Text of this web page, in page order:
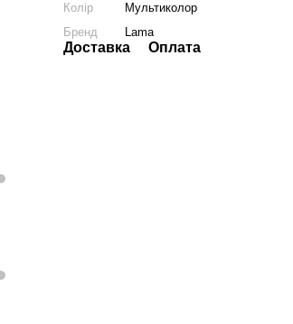
Колір
Мультиколор
Бренд
Lama
Доставка Оплата